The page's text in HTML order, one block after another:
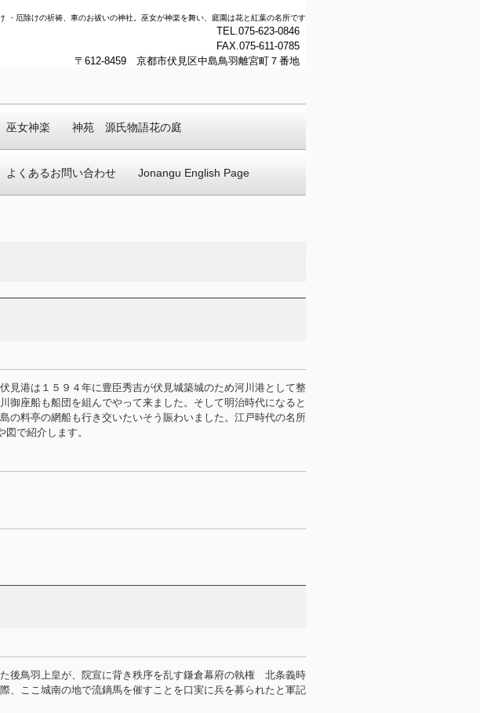
・厄除けの祈祷、車のお祓いの神社。巫女が神楽を舞い、庭園は花と紅葉の名所です
TEL.075-623-0846
FAX.075-611-0785
〒612-8459 京都市伏見区中島鳥羽離宮町７番地
巫女神楽 神苑 源氏物語花の庭
よくあるお問い合わせ Jonangu English Page
港は１５９４年に豊臣秀吉が伏見城築城のため河川港として整
座船も船団を組んでやって来ました。そして明治時代になると
の料亭の網船も行き交いたいそう賑わいました。江戸時代の名所
で紹介します。
後鳥羽上皇が、院宣に背き秩序を乱す鎌倉幕府の執権 北条義時
、ここ城南の地で流鏑馬を催すことを口実に兵を募られたと軍記